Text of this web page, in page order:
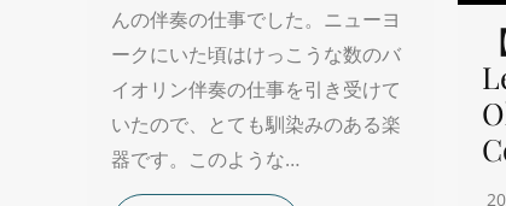
んの伴奏の仕事でした。ニューヨ
ークにいた頃はけっこうな数のバ
イオリン伴奏の仕事を引き受けて
いたので、とても馴染みのある楽
器です。このような…